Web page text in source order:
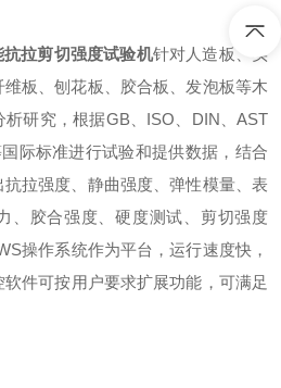
拉剪切强度试验机针对人造板、实
板、刨花板、胶合板、发泡板等木
析研究，根据GB ISO DIN
AST
际标准进行试验和提供数据，结合
拉强度、静曲强度、弹性模量、表
、胶合强度、硬度测试、剪切强度
操作系统作为平台，运行速度快，
软件可按用户要求扩展功能，可满足